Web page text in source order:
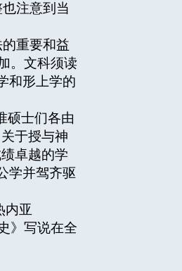
注意到当
重要和益
。文科须读
和形上学的
硕士们各由
于授与神
卓越的学
学并驾齐驱
内亚
》写说在全